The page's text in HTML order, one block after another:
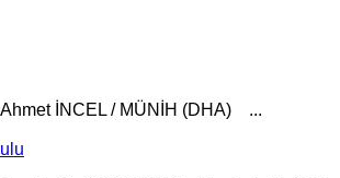
İNCEL / MÜNİH (DHA) ...